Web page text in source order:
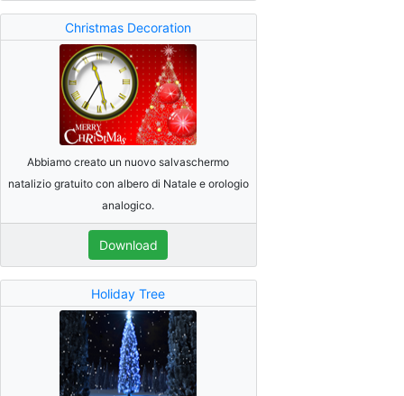
Christmas Decoration
Abbiamo creato un nuovo salvaschermo
natalizio gratuito con albero di Natale e orologio
analogico.
Download
Holiday Tree